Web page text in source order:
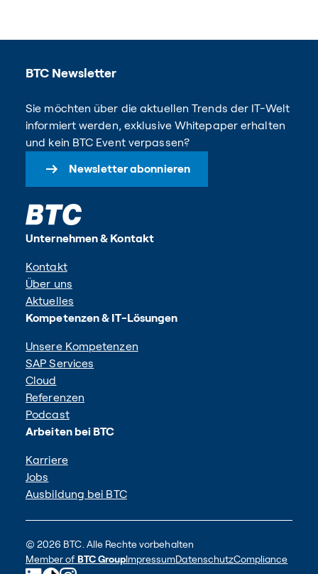
BTC Newsletter
Sie möchten über die aktuellen Trends der IT-Welt
informiert werden, exklusive Whitepaper erhalten
und kein BTC Event verpassen?
Newsletter abonnieren
Unternehmen & Kontakt
Kontakt
Über uns
Aktuelles
Kompetenzen & IT-Lösungen
Unsere Kompetenzen
SAP Services
Cloud
Referenzen
Podcast
Arbeiten bei BTC
Karriere
Jobs
Ausbildung bei BTC
© 2026 BTC. Alle Rechte vorbehalten
Member of BTC GroupImpressumDatenschutzCompliance